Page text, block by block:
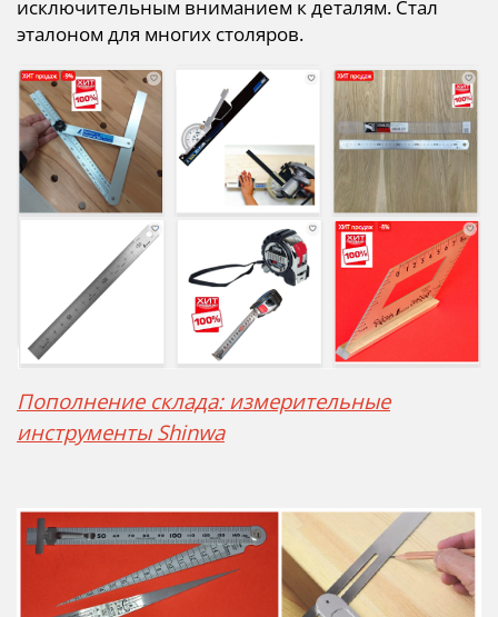
исключительным вниманием к деталям. Стал
эталоном для многих столяров.
Пополнение склада: измерительные
инструменты Shinwa